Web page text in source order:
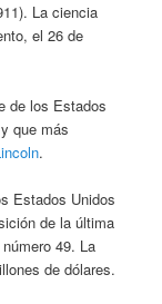
La ciencia
el 26 de
de los Estados
que más
.
Estados Unidos
de la última
49. La
de dólares.